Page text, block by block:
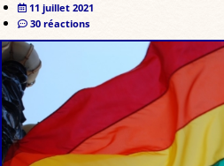
11 juillet 2021
30 réactions